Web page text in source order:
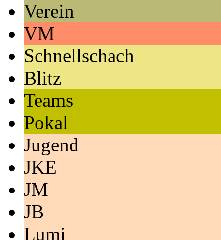
Verein
VM
Schnellschach
Blitz
Teams
Pokal
Jugend
JKE
JM
JB
Lumi